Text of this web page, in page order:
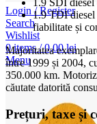
Login / Register
Search
Wishlist
0items / 0,00lei
Menu
1.9 TDI diesel
fiabilitate și
Majoritatea
între 1999 și 2004,
350.000 km.
căutate datorită
Prețuri, taxe și